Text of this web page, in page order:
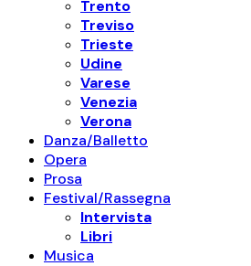
Trento
Treviso
Trieste
Udine
Varese
Venezia
Verona
Danza/Balletto
Opera
Prosa
Festival/Rassegna
Intervista
Libri
Musica